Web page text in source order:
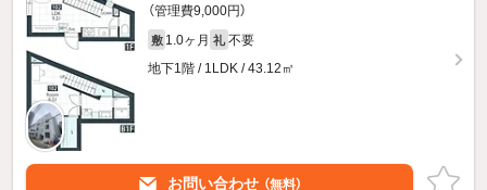
（管理費9,000円）
敷 1.0ヶ月 礼 不要
地下1階 / 1LDK / 43.12㎡
お問い合わせ （無料）